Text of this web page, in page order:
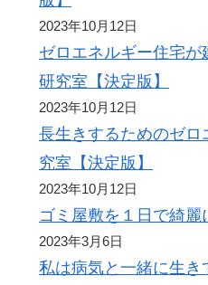
2023年10月12日
ゼロエネルギー住宅
研究室【決定版】
2023年10月12日
長生きするためのゼロ
究室【決定版】
2023年10月12日
ゴミ屋敷を１日で綺麗
2023年3月6日
私は病気と一緒に生き